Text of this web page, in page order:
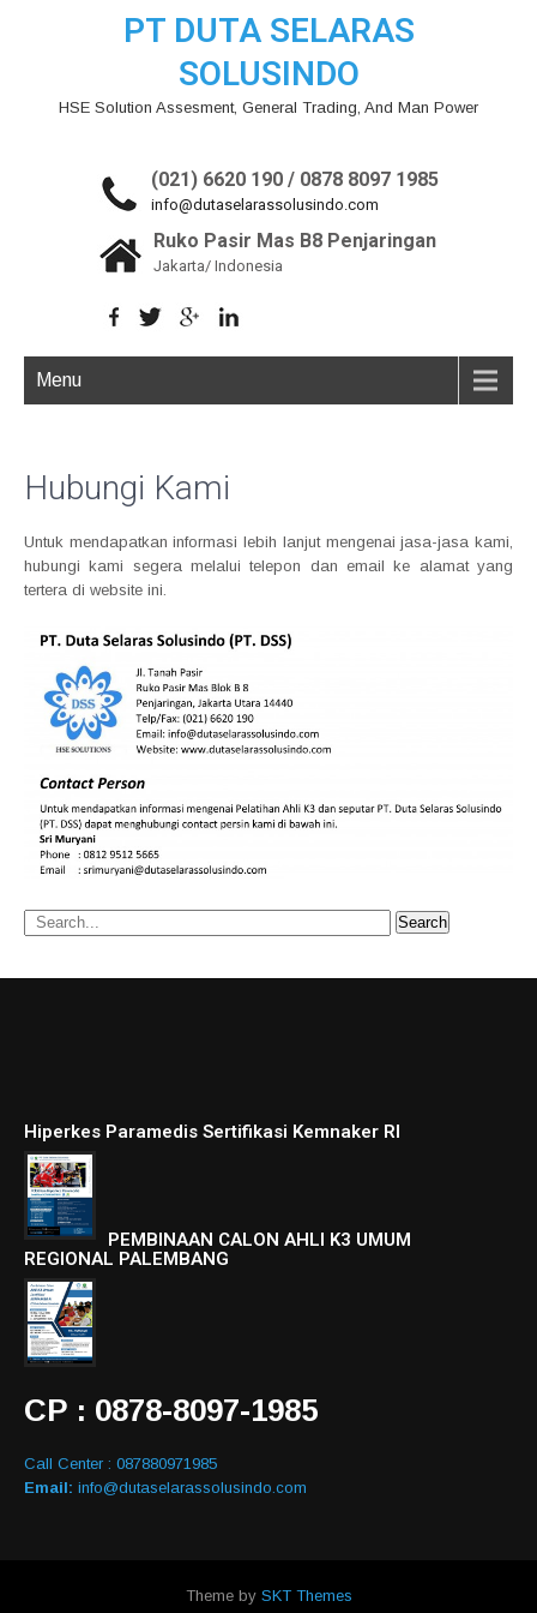
PT DUTA SELARAS
SOLUSINDO
HSE Solution Assesment, General Trading, And Man Power
(021) 6620 190 / 0878 8097 1985
info@dutaselarassolusindo.com
Ruko Pasir Mas B8 Penjaringan
Jakarta/ Indonesia
Menu
Hubungi Kami
Untuk mendapatkan informasi lebih lanjut mengenai jasa-jasa kami,
hubungi kami segera melalui telepon dan email ke alamat yang
tertera di website ini.
Hiperkes Paramedis Sertifikasi Kemnaker RI
PEMBINAAN CALON AHLI K3 UMUM
REGIONAL PALEMBANG
CP : 0878-8097-1985
Call Center : 087880971985
Email: info@dutaselarassolusindo.com
Theme by SKT Themes